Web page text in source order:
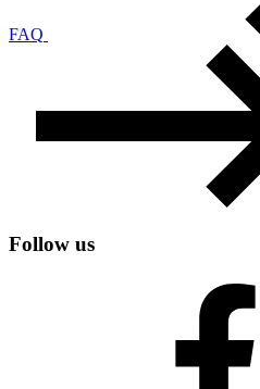
FAQ
Follow us